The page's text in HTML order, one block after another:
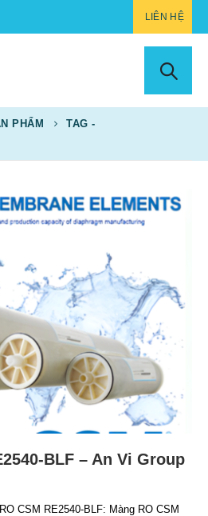
LIÊN HỆ
PHẨM
TAG -
BLF – An Vi Group
CSM RE2540-BLF: Màng RO CSM